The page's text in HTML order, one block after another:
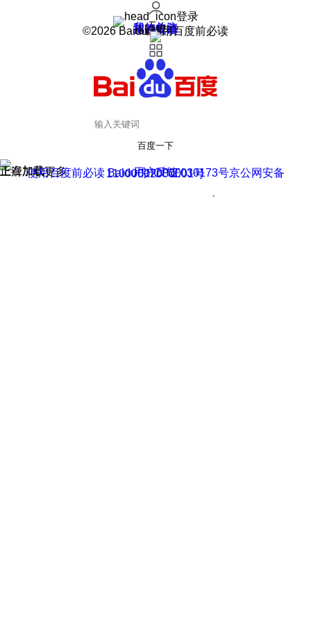
登录
我的关注
我的收藏
皮肤中心
用户反馈
设置
©2026 Baidu 使用百度前必读
百度一下
正在加载
上滑加载更多 用户反馈
使用百度前必读 Baidu 京ICP证030173号
京公网安备11000002000001号